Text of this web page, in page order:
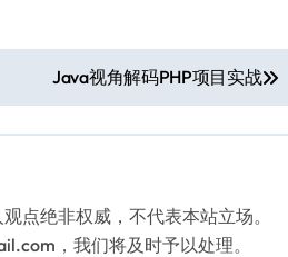
Java视角解码PHP项目实战
点绝非权威，不代表本站立场。
，我们将及时予以处理。